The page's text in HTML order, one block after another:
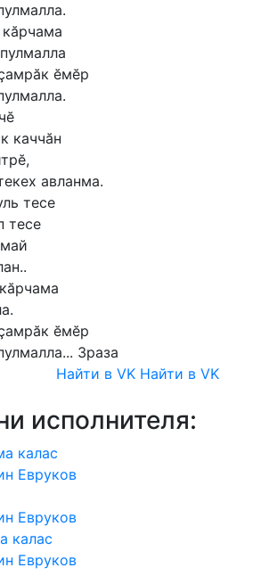
кӑрчама
пулмалла
ӗмӗр
каччӑн
авланма.
тесе
тесе
кӑрчама
ӗмӗр
3раза
Найти в VK Найти в VK
исполнителя:
калас
Евруков
Евруков
калас
Евруков